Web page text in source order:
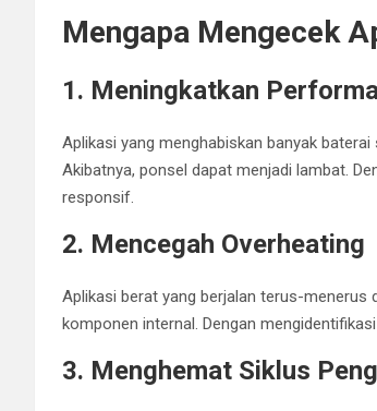
Mengapa Mengecek
1. Meningkatkan
Aplikasi yang menghabiskan banyak
Akibatnya, ponsel dapat menjadi lambat.
responsif.
2. Mencegah Overheating
Aplikasi berat yang berjalan terus-
komponen internal. Dengan
3. Menghemat Siklus